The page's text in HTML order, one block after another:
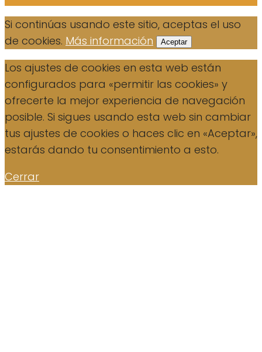
Si continúas usando este sitio, aceptas el uso
de cookies. Más información Aceptar
Los ajustes de cookies en esta web están
configurados para «permitir las cookies» y
ofrecerte la mejor experiencia de navegación
posible. Si sigues usando esta web sin cambiar
tus ajustes de cookies o haces clic en «Aceptar»,
estarás dando tu consentimiento a esto.
Cerrar